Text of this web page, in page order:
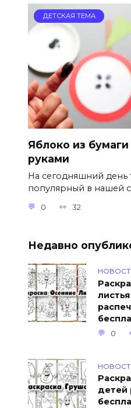
ДЕТСКАЯ ТЕМА
Яблоко из
руками
На сегодняшний день
популярный в нашей
0 32
Недавно
0
детей